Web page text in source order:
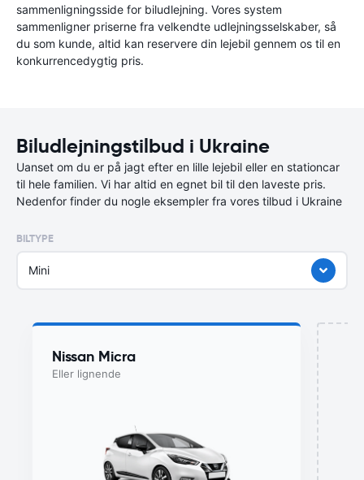
sammenligningsside for biludlejning. Vores system
sammenligner priserne fra velkendte udlejningsselskaber, så
du som kunde, altid kan reservere din lejebil gennem os til en
konkurrencedygtig pris.
Biludlejningstilbud i Ukraine
Uanset om du er på jagt efter en lille lejebil eller en stationcar
til hele familien. Vi har altid en egnet bil til den laveste pris.
Nedenfor finder du nogle eksempler fra vores tilbud i Ukraine
BILTYPE
Mini
Nissan Micra
Eller lignende